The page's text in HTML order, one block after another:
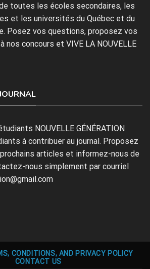
toutes les écoles secondaires, les
et les universités du Québec et du
Posez vos questions, proposez vos
nos concours et VIVE LA NOUVELLE
NOUVELLE GÉNÉRATION
à contribuer au journal. Proposez
articles et informez-nous de
nous simplement par courriel
CONDITIONS, AND PRIVACY POLICY
CONTACT US